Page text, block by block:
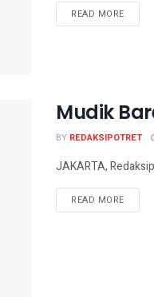
READ MORE
Mudik
BY REDAKSIPOTRET
JAKARTA,
READ MORE